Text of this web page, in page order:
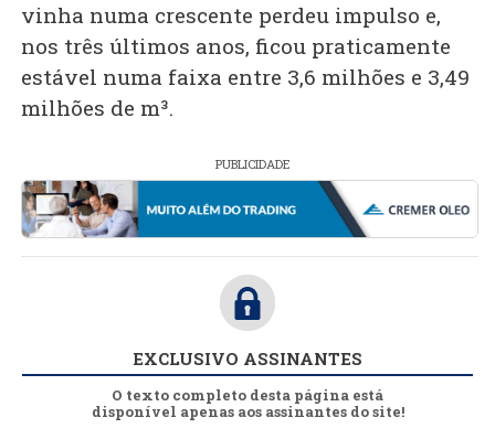
vinha numa crescente perdeu impulso e,
nos três últimos anos, ficou praticamente
estável numa faixa entre 3,6 milhões e 3,49
milhões de m³.
PUBLICIDADE
EXCLUSIVO ASSINANTES
O texto completo desta página está
disponível apenas aos assinantes do site!